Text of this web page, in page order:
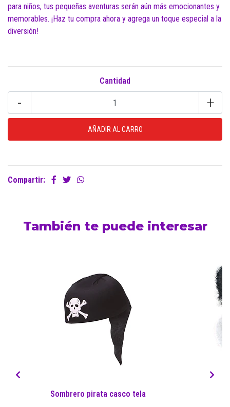
para niños, tus pequeñas aventuras serán aún más emocionantes y
memorables. ¡Haz tu compra ahora y agrega un toque especial a la
diversión!
Cantidad
- +
Compartir:
También te puede interesar
Sombrero pirata casco tela